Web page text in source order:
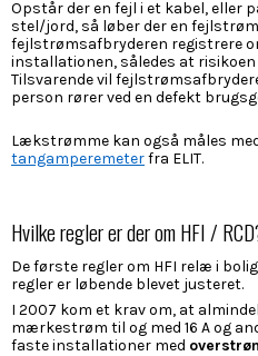
Opstår der en fejl i et kabel, eller
stel/jord, så løber der en
fejlstrømsafbryderen registrere
installationen, således at
Tilsvarende vil
person rører ved en defekt
Lækstrømme kan også måles
tangamperemeterfra ELIT.
Hvilke regler er der om HFI /
De første regler om HFI relæ i
regler er løbende blevet justeret.
I 2007 kom et krav om, at
mærkestrøm til og med 16 A og
faste installationer med